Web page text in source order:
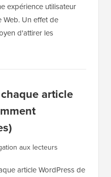
expérience utilisateur
Web. Un effet de
d'attirer les
article
aux lecteurs
article WordPress de